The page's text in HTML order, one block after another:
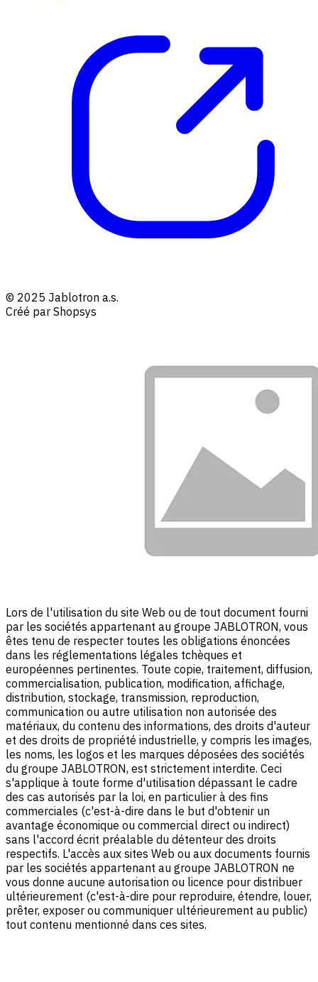
© 2025 Jablotron a.s.
Créé par Shopsys
Lors de l'utilisation du site Web ou de tout document fourni
par les sociétés appartenant au groupe JABLOTRON, vous
êtes tenu de respecter toutes les obligations énoncées
dans les réglementations légales tchèques et
européennes pertinentes. Toute copie, traitement, diffusion,
commercialisation, publication, modification, affichage,
distribution, stockage, transmission, reproduction,
communication ou autre utilisation non autorisée des
matériaux, du contenu des informations, des droits d'auteur
et des droits de propriété industrielle, y compris les images,
les noms, les logos et les marques déposées des sociétés
du groupe JABLOTRON, est strictement interdite. Ceci
s'applique à toute forme d'utilisation dépassant le cadre
des cas autorisés par la loi, en particulier à des fins
commerciales (c'est-à-dire dans le but d'obtenir un
avantage économique ou commercial direct ou indirect)
sans l'accord écrit préalable du détenteur des droits
respectifs. L'accès aux sites Web ou aux documents fournis
par les sociétés appartenant au groupe JABLOTRON ne
vous donne aucune autorisation ou licence pour distribuer
ultérieurement (c'est-à-dire pour reproduire, étendre, louer,
prêter, exposer ou communiquer ultérieurement au public)
tout contenu mentionné dans ces sites.